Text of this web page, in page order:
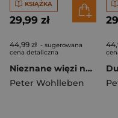
KSIĄŻKA
29,99 zł
44,99 zł - sugerowana
cena detaliczna
Nieznane więzi natury [wyd. 3]
Peter Wohlleben